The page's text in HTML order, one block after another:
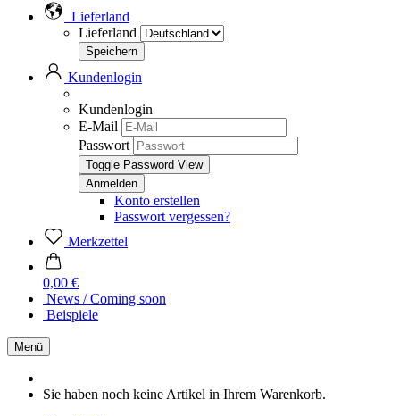
Lieferland
Lieferland
Kundenlogin
Kundenlogin
E-Mail
Passwort
Toggle Password View
Konto erstellen
Passwort vergessen?
Merkzettel
0,00 €
News / Coming soon
Beispiele
Menü
Sie haben noch keine Artikel in Ihrem Warenkorb.